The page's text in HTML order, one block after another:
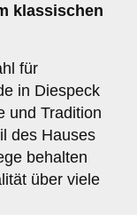
klassischen
für
in Diespeck
und Tradition
des Hauses
behalten
über viele